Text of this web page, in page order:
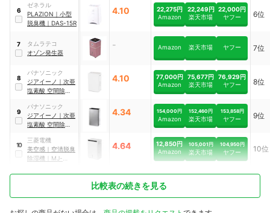
6
ゼネラル
PLAZION ｜ 小型
脱臭機 ｜ DAS-15R
4.10
22,275円
Amazon
22,249円
楽天市場
22,000円
ヤフー
6位
7
タムラテコ
オゾン発生器
- Amazon 楽天市場 ヤフー 7位
8
パナソニック
ジアイーノ ｜ 次亜
塩素酸 空間除菌脱
ML4000B-W
4.10
77,000円
Amazon
75,677円
楽天市場
76,929円
ヤフー
8位
9
パナソニック
ジアイーノ ｜ 次亜
塩素酸 空間除菌脱
MV6000C
4.34 154,000円
Amazon
152,460円
楽天市場
153,858円
ヤフー 9位
10
三菱電機
美空感 ｜ 空清脱臭
除湿機
MJ-
4.64
12,850円
Amazon
105,001円
楽天市場
104,950円
ヤフー 10位
比較表の続きを見る